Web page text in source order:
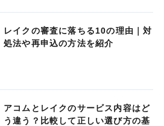
レイクの審査に落ちる10の理由｜対
処法や再申込の方法を紹介
アコムとレイクのサービス内容はど
う違う？比較して正しい選び方の基